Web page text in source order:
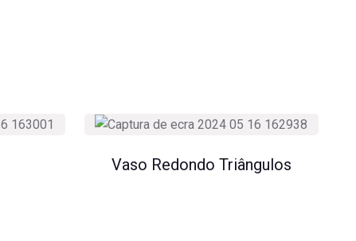
Vaso Redondo Triângulos